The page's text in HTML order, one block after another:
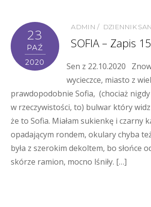
23
PAŹ
2020
ADMIN DZIENNIK
SOFIA – Zapis
Sen z 22.10.2020
wycieczce, miasto z
prawdopodobnie Sofia, (chociaż nigdy
w rzeczywistości, to) bulwar który
że to Sofia. Miałam sukienkę i czarny
opadającym rondem, okulary chyba
była z szerokim dekoltem, bo słońce
skórze ramion, mocno lśniły. […]